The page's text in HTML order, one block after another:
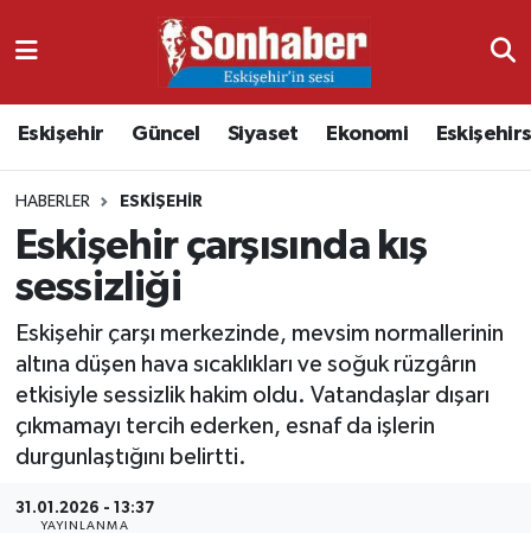
Eskişehir Güncel Siyaset Ekonomi
HABERLER ESKIŞEHIR
Eskişehir çarşısında kış
sessizliği
Eskişehir çarşı merkezinde, mevsim normallerinin
altına düşen hava sıcaklıkları ve soğuk rüzgârın
etkisiyle sessizlik hakim oldu. Vatandaşlar dışarı
çıkmamayı tercih ederken, esnaf da işlerin
durgunlaştığını belirtti.
31.01.2026 - 13:37
YAYINLANMA
Ekonomi
Güncel
Kültür & Sanat
Magazin
Resmi İlanlar
Sağlık
Nöbetçi Eczaneler
Namaz Vakitleri
Trafik Durumu
Süper Lig Puan Durumu ve Fikstür
Tüm Manşetler
Son Dakika Haberleri
Haber Arşivi